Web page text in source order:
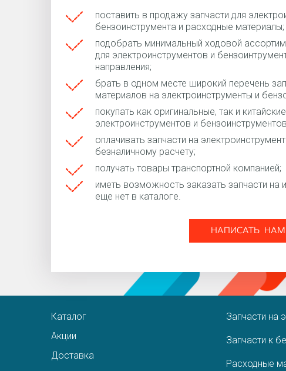
поставить в продажу запчасти для
бензоинструмента и расходные материалы;
подобрать минимальный ходовой
для электроинструментов и
направления;
брать в одном месте широкий перечень
материалов на электроинструменты и
покупать как оригинальные, так и
электроинструментов и
оплачивать запчасти на
безналичному расчету;
получать товары транспортной компанией;
иметь возможность заказать запчасти на
еще нет в каталоге.
НАПИСАТЬ НАМ
Каталог
Акции
Доставка
Запчасти на
Запчасти к
Расходные